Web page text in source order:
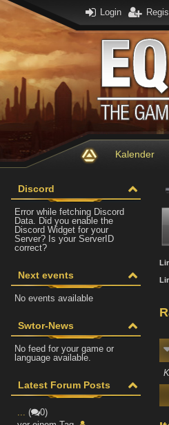
Login
Kalender
Discord
Error while fetching Discord
Data. Did you enable the
Discord Widget for your
Server? Is your ServerID
correct?
Next events
No events available
Swtor-News
No feed for your game or
language available.
Latest Forum Posts
... (
0)